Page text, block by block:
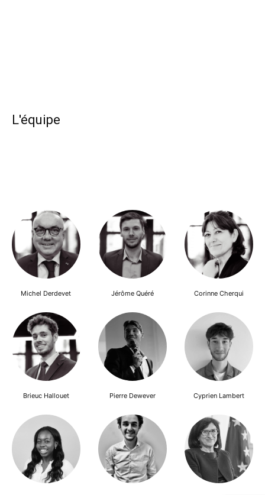
L'équipe
Michel Derdevet Jérôme Quéré Corinne Cherqui
Brieuc Hallouet Pierre Dewever Cyprien Lambert